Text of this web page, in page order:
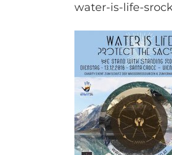
water-is-life-